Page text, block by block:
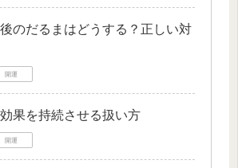
のだるまはどうする？正しい対
開運
果を持続させる扱い方
開運